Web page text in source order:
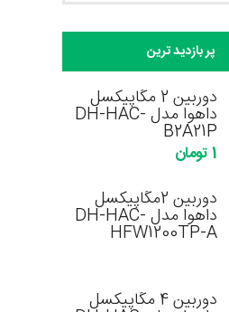
پر بازدید ترین
دوربین 2 مگاپیکسل
داهوا مدل DH-HAC-
B2A21P
1 تومان
دوربین 2مگاپیکسل
داهوا مدل DH-HAC-
HFW1200TP-A
دوربین 4 مگاپیکسل